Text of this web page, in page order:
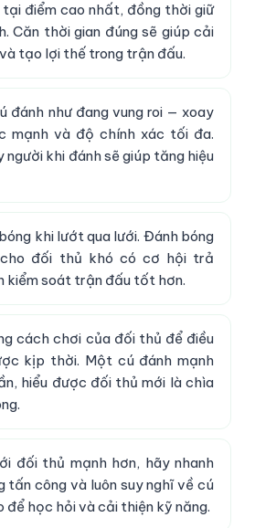
điểm cao nhất, đồng thời giữ
Căn thời gian đúng sẽ giúp cải
tạo lợi thế trong trận đấu.
đánh như đang vung roi — xoay
mạnh và độ chính xác tối đa.
khi đánh sẽ giúp tăng hiệu
khi lướt qua lưới. Đánh bóng
đối thủ khó có cơ hội trả
kiểm soát trận đấu tốt hơn.
cách chơi của đối thủ để điều
kịp thời. Một cú đánh mạnh
hiểu được đối thủ mới là chìa
đối thủ mạnh hơn, hãy nhanh
tấn công và luôn suy nghĩ về cú
để học hỏi và cải thiện kỹ năng.